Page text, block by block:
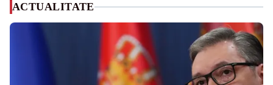
ACTUALITATE